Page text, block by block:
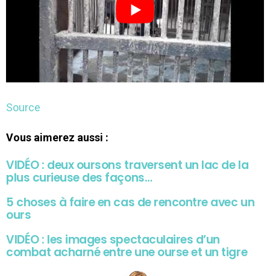
Source
Vous aimerez aussi :
VIDÉO : deux oursons traversent un lac de la
plus curieuse des façons…
5 choses à faire en cas de rencontre avec un
ours
VIDÉO : les images spectaculaires d’un
combat acharné entre une ourse et un tigre